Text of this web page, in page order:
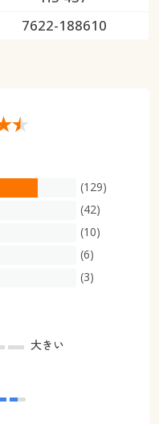
7622-188610
(129)
(42)
(10)
(6)
(3)
大きい